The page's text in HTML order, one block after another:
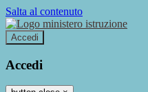
Salta al contenuto
Accedi
Accedi